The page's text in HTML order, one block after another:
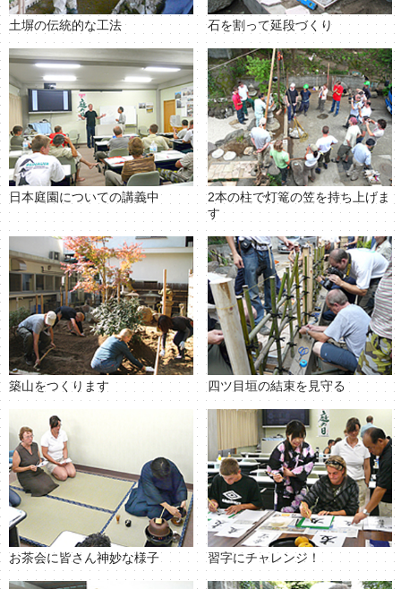
土塀の伝統的な工法 石を割って延段づくり
日本庭園についての講義中
2本の柱で灯篭の笠を持ち上げま
す
築山をつくります 四ツ目垣の結束を見守る
お茶会に皆さん神妙な様子 習字にチャレンジ！